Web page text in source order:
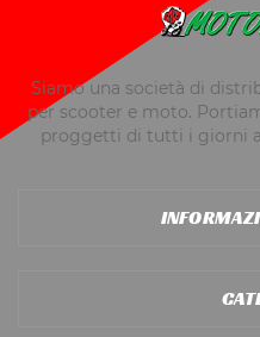
Siamo una società di
per scooter e moto.
proggetti di tutti i giorni